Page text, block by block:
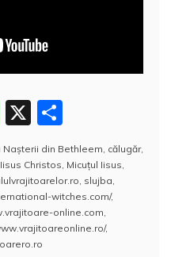
W
h
at
s
A
p
X
a
rt
aj
e
a
Naşterii din Bethleem, călugăr,
Iisus Christos, Micuţul Iisus,
, slujba,
witches.com/,
online.com,
,